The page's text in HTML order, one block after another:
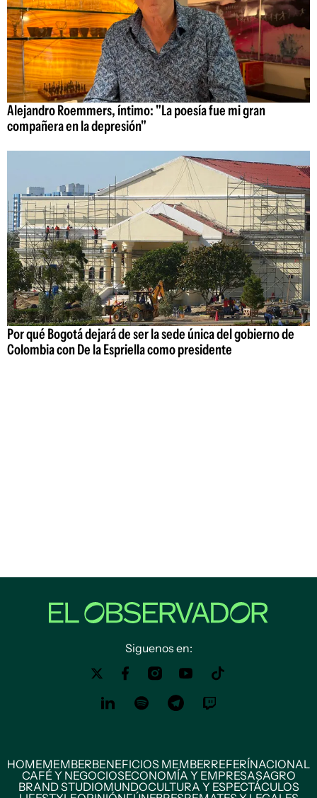
Alejandro Roemmers, íntimo: "La poesía fue mi gran
compañera en la depresión"
Por qué Bogotá dejará de ser la sede única del gobierno de
Colombia con De la Espriella como presidente
Siguenos en:
HOMEMEMBERBENEFICIOS MEMBERREFERÍNACIONAL
CAFÉ Y NEGOCIOSECONOMÍA Y EMPRESASAGRO
BRAND STUDIOMUNDOCULTURA Y ESPECTÁCULOS